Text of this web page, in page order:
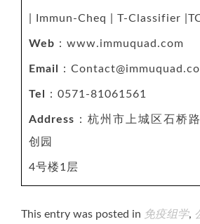
| Immun-Cheq | T-Classifier
Web ：www.immuquad.com
Email ：
Tel ：0571-81061561
Address ：杭州市上城区石桥
创园
4号楼1层
This entry was posted in 免疫组学,